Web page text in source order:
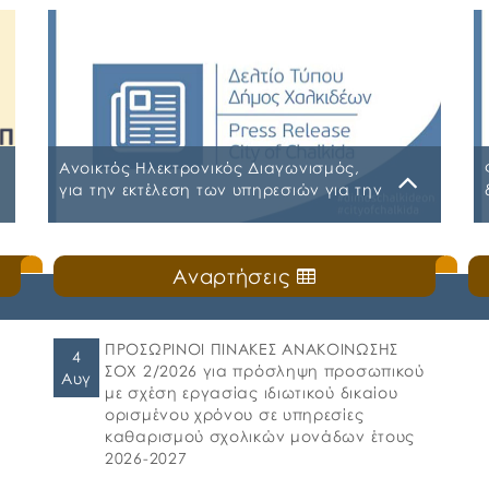
Ανοικτός Ηλεκτρονικός Διαγωνισμός,
για την εκτέλεση των υπηρεσιών για την
ΧΑΛΚΙΔΕΩΝ»
Α.Δ.Ε. 776-2026 ΚΗΜΔΗΣ ΠΑΡΑΡΤΗΜΑ Α’
ΜΕΛΕΤΗ ΑΣΦΑΛΕΙΕΣ 2026-2027 09-07-
2026_signed ΠΑΡΑΡΤΗΜΑ Α’ ΜΕΛΕΤΗ
ΑΣΦΑΛΕΙΕΣ ΕΠΕΞΕΡΓΑΣΙΜΗ 2026-2027 09-07-
2026 ΠΑΡΑΡΤΗΜΑ Β ΕΕΕΣ PDF_signed
ΠΕΡΙΛΗΨΗ ΔΙΑΚΗΡΥΞΗΣ ΑΣΦΑΛΕΙΕΣ_signed
Αναρτήσεις
4
Αυγ
ΠΡΟΣΩΡΙΝΟΙ ΠΙΝΑΚΕΣ ΑΝΑΚΟΙΝΩΣΗΣ
ΣΟΧ 2/2026 για πρόσληψη προσωπικού
με σχέση εργασίας ιδιωτικού δικαίου
ορισμένου χρόνου σε υπηρεσίες
καθαρισμού σχολικών μονάδων έτους
2026-2027